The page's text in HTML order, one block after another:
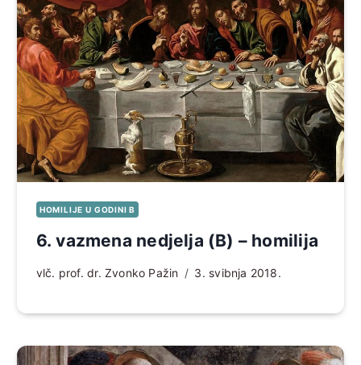
HOMILIJE U GODINI B
6. vazmena nedjelja (B) – homilija
vlč. prof. dr. Zvonko Pažin 3. svibnja 2018.